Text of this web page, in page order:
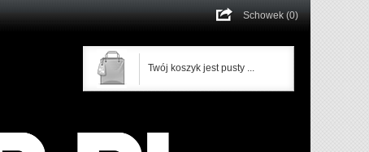
Schowek (0)
Twój koszyk jest pusty ...